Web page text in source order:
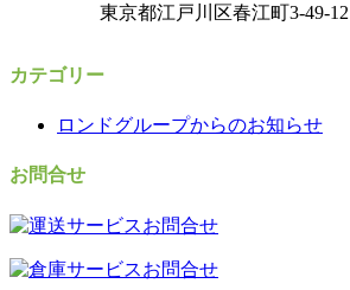
東京都江戸川区春江町3-49-12
カテゴリー
ロンドグループからのお知らせ
お問合せ